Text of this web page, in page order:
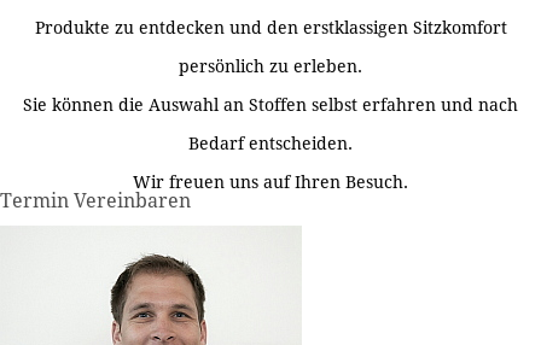
Produkte zu entdecken und den erstklassigen Sitzkomfort
persönlich zu erleben.
Sie können die Auswahl an Stoffen selbst erfahren und nach
Bedarf entscheiden.
Wir freuen uns auf Ihren Besuch.
Termin Vereinbaren